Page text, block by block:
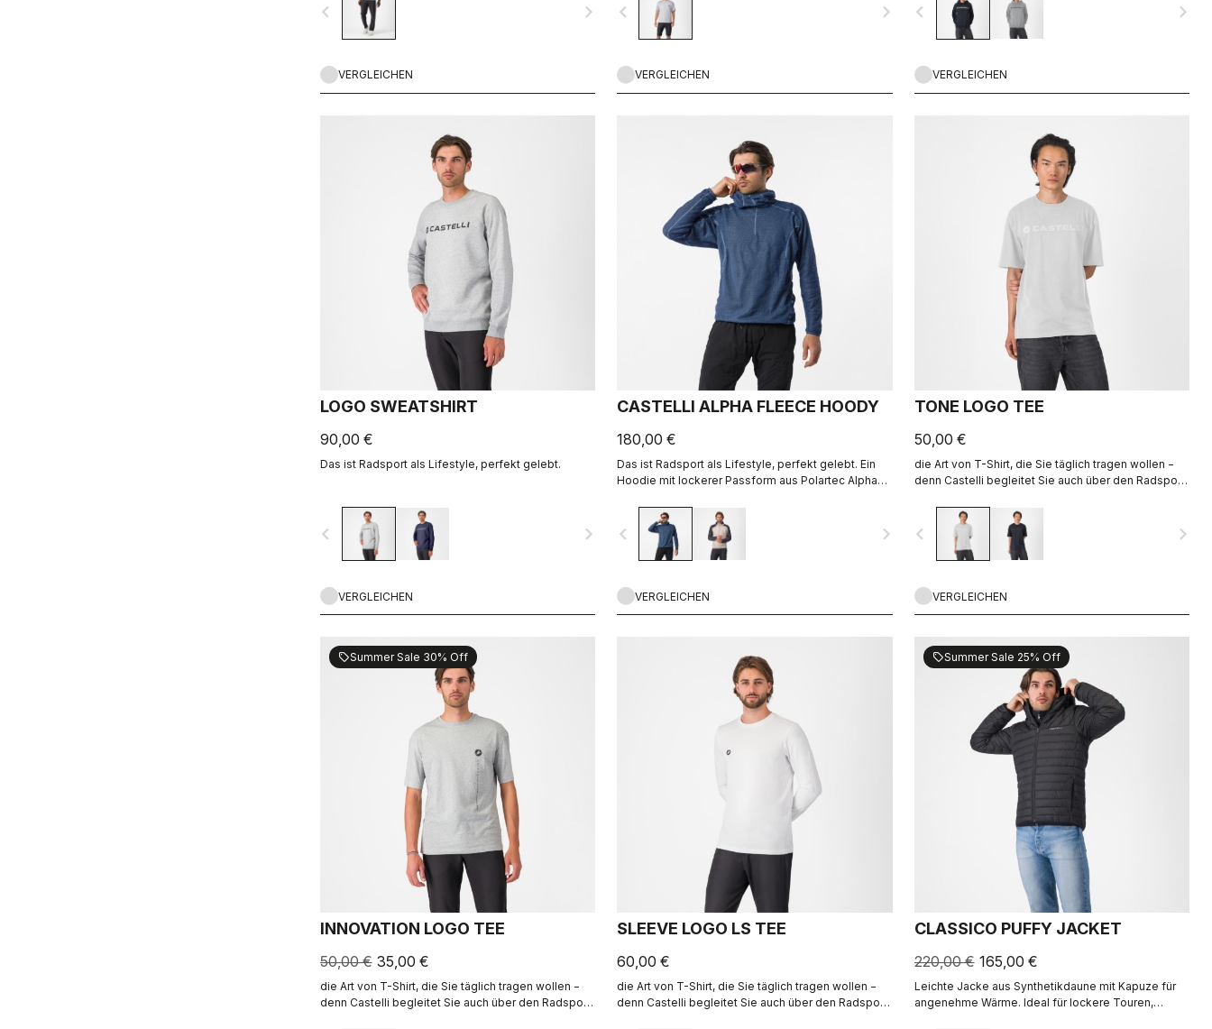
navigate_before navigate_next
VERGLEICHEN
navigate_before navigate_next
VERGLEICHEN
navigate_before navigate_next
VERGLEICHEN
LOGO SWEATSHIRT
90,00 €
Das ist Radsport als Lifestyle, perfekt gelebt.
navigate_before navigate_next
VERGLEICHEN
CASTELLI ALPHA FLEECE HOODY
180,00 €
Das ist Radsport als Lifestyle, perfekt gelebt. Ein
Hoodie mit lockerer Passform aus Polartec Alpha-
navigate_before navigate_next
VERGLEICHEN
TONE LOGO TEE
50,00 €
die Art von T-Shirt, die Sie täglich tragen wollen −
denn Castelli begleitet Sie auch über den Radsport
navigate_before navigate_next
VERGLEICHEN
sellSummer Sale 30% Off
INNOVATION LOGO TEE
50,00 € 35,00 €
die Art von T-Shirt, die Sie täglich tragen wollen −
denn Castelli begleitet Sie auch über den Radsport
SLEEVE LOGO LS TEE
60,00 €
die Art von T-Shirt, die Sie täglich tragen wollen −
denn Castelli begleitet Sie auch über den Radsport
sellSummer Sale 25% Off
CLASSICO PUFFY JACKET
220,00 € 165,00 €
Leichte Jacke aus Synthetikdaune mit Kapuze für
angenehme Wärme. Ideal für lockere Touren,